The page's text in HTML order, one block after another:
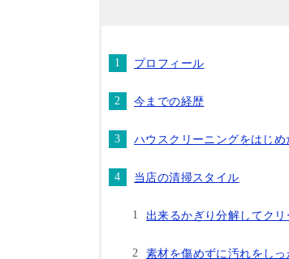
プロフィール
今までの経歴
ハウスクリーニングをはじめ
当店の清掃スタイル
出来るかぎり分解してク
素材を傷めずに汚れをしっ